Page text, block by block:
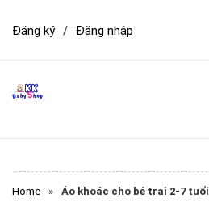
Đăng ký / Đăng nhập
Home » Áo khoác cho bé trai 2-7 tuổi